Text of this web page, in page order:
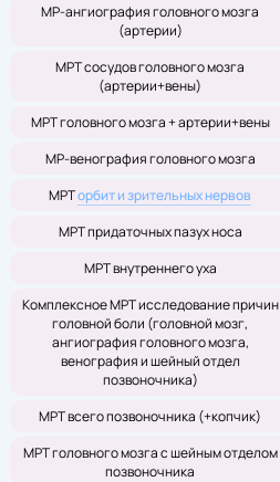
МР-ангиография головного мозга
(артерии)
МРТ сосудов головного мозга
(артерии+вены)
МРТ головного мозга + артерии+вены
МР-венография головного мозга
МРТорбит и зрительных нервов
МРТ придаточных пазух носа
МРТ внутреннего уха
Комплексное МРТ исследование причин
головной боли (головной мозг,
ангиография головного мозга,
венография и шейный отдел
позвоночника)
МРТ всего позвоночника (+копчик)
МРТ головного мозга с шейным отделом
позвоночника